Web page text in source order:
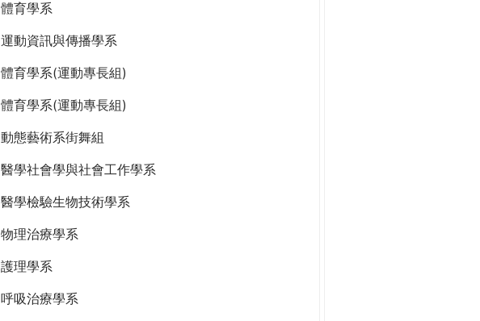
體育學系
運動資訊與傳播學系
體育學系(運動專長組)
體育學系(運動專長組)
動態藝術系街舞組
醫學社會學與社會工作學系
醫學檢驗生物技術學系
物理治療學系
護理學系
呼吸治療學系